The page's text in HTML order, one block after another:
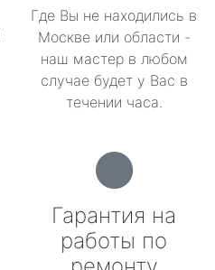
Где Вы не находились в
Москве или области -
наш мастер в любом
случае будет у Вас в
течении часа.
Гарантия на
работы по